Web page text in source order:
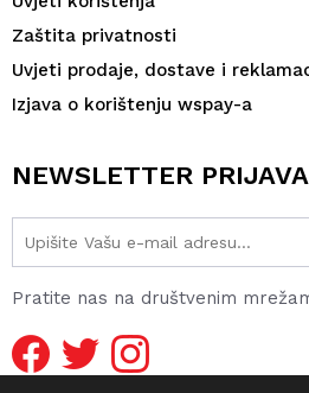
Zaštita privatnosti
Uvjeti prodaje, dostave i
Izjava o korištenju wspay-a
NEWSLETTER PRIJAVA
Pratite nas na društvenim